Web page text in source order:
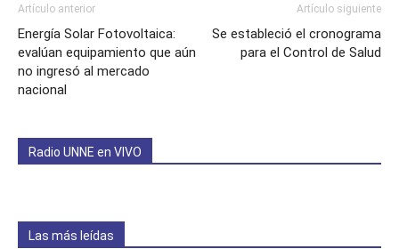
Artículo anterior
Energía Solar Fotovoltaica:
evalúan equipamiento que aún
no ingresó al mercado
nacional
Artículo siguiente
Se estableció el cronograma
para el Control de Salud
Radio UNNE en VIVO
Las más leídas